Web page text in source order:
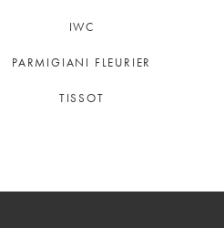
IWC
PARMIGIANI FLEURIER
TISSOT